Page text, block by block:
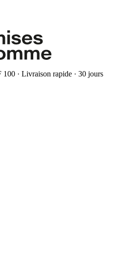
· Livraison rapide · 30 jours